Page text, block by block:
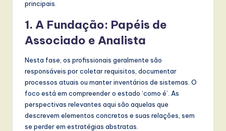
principais.
1. A Fundação: Papéis de
Associado e Analista
Nesta fase, os profissionais geralmente são
responsáveis por coletar requisitos, documentar
processos atuais ou manter inventários de sistemas. O
foco está em compreender o estado ‘como é’. As
perspectivas relevantes aqui são aquelas que
descrevem elementos concretos e suas relações, sem
se perder em estratégias abstratas.